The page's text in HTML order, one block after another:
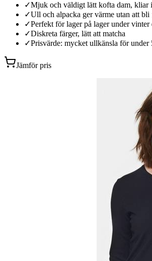
✓Mjuk och väldigt lätt kofta dam, kliar
✓Ull och alpacka ger värme utan att bli
✓Perfekt för lager på lager under
✓Diskreta färger, lätt att matcha
✓Prisvärde: mycket ullkänsla för under
Jämför pris